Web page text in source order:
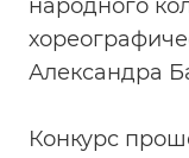
народного
Александра
Конкурс